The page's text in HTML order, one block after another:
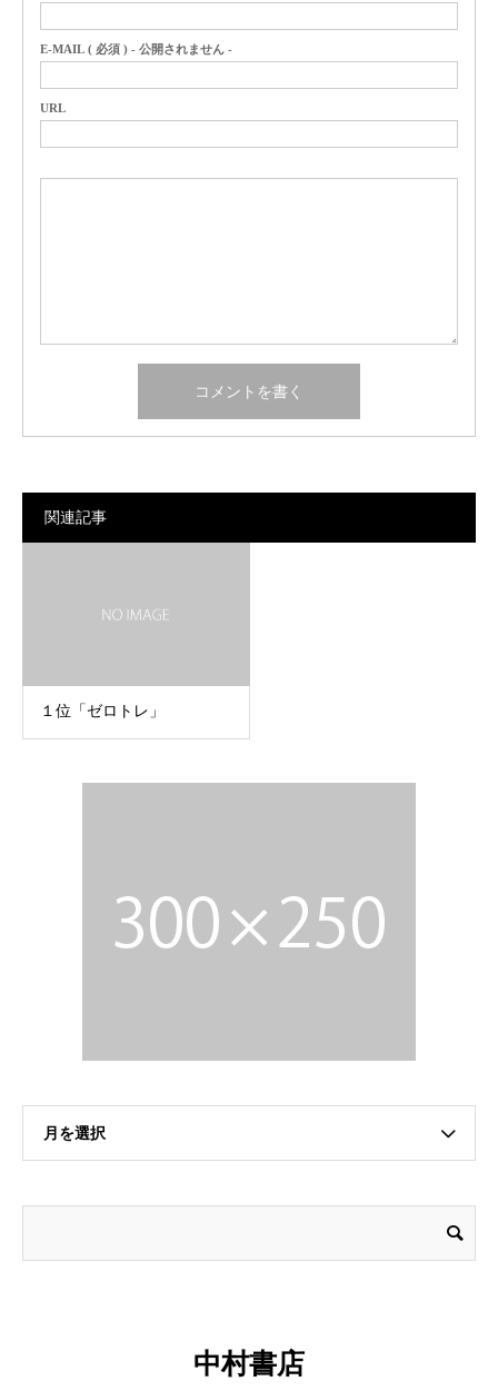
E-MAIL ( 必須 ) - 公開されません -
URL
関連記事
１位「ゼロトレ」
月を選択
中村書店